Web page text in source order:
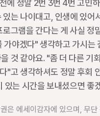
에 정말 2번 3번 4번 고민
는 나이대고, 인생에 있어
그램을 간다는 게 사실 정
야겠다" 생각하고 가시는
것 같아요. "좀 더 다른 기
"고 생각하셔도 정말 후회
있는 시간을 보내셨으면 좋
에세이감자에 있으며, 무단